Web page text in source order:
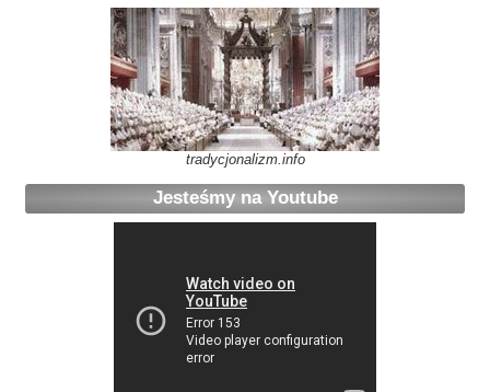
tradycjonalizm.info
Jesteśmy na Youtube